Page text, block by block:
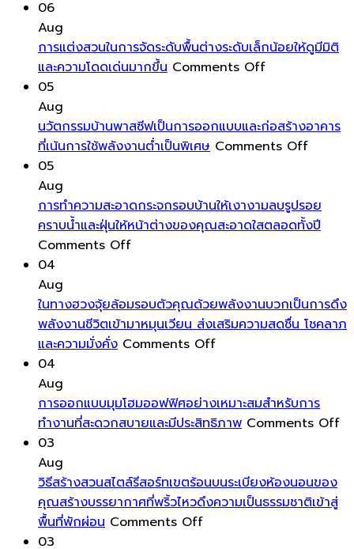
เพิ่ม
สีสัน
และ
ให้
กับ
หมอน
ช่วย
เปลี่ยน
บรรยากาศ
บ้าน
ทันที
โดย
ไม่
ต้อง
สูง
06
Aug
การแต่งสวนในการจัดระดับพื้นต่างระดับเล็กน้อยให้ดูมีมิติ
และความโดดเด่นมากขึ้น Comments Offon
สวน
ใน
ระดับ
พื้น
น้อย
ให้
และ
ความ
มาก
ขึ้น
05
Aug
นวัตกรรมบ้านพาสซีฟเป็นการออกแบบและก่อสร้างอาคาร
ที่เน้นการใช้พลังงานต่ำเป็นพิเศษ Comments Offon
พาส
ซีฟ
ก่อสร้าง
อาคาร
ใช้
พลังงาน
พิเศษ
05
Aug
การทำความสะอาดกระจกรอบบ้านให้เงางามลบรูปรอย
คราบน้ำและฝุ่นให้หน้าต่างของคุณสะอาดใสตลอดทั้งปี
Comments Offon
สะอาด
กระจก
รอบ
เงา
งาม
รอย
คราบ
น้ำ
04
Aug
ในทางฮวงจุ้ยล้อมรอบตัวคุณด้วยพลังงานบวกเป็นการดึง
พลังงานชีวิตเข้ามาหมุนเวียน ส่งเสริมความสดชื่น โชคลาภ
และความมั่งคั่ง Comments Offon
ฮ
วง
รอบ
ตัว
04
Aug
การออกแบบมุมโฮมออฟฟิศอย่างเหมาะสมสำหรับการ
ทำงานที่สะดวกสบายและมีประสิทธิภาพ Comments Offon
03
Aug
วิธีสร้างสวนสไตล์รีสอร์ทเขตร้อนบนระเบียงห้องนอนของ
คุณสร้างบรรยากาศที่พริ้วไหวดึงความเป็นธรรมชาติเข้าสู่
พื้นที่พักผ่อน Comments Offon
03